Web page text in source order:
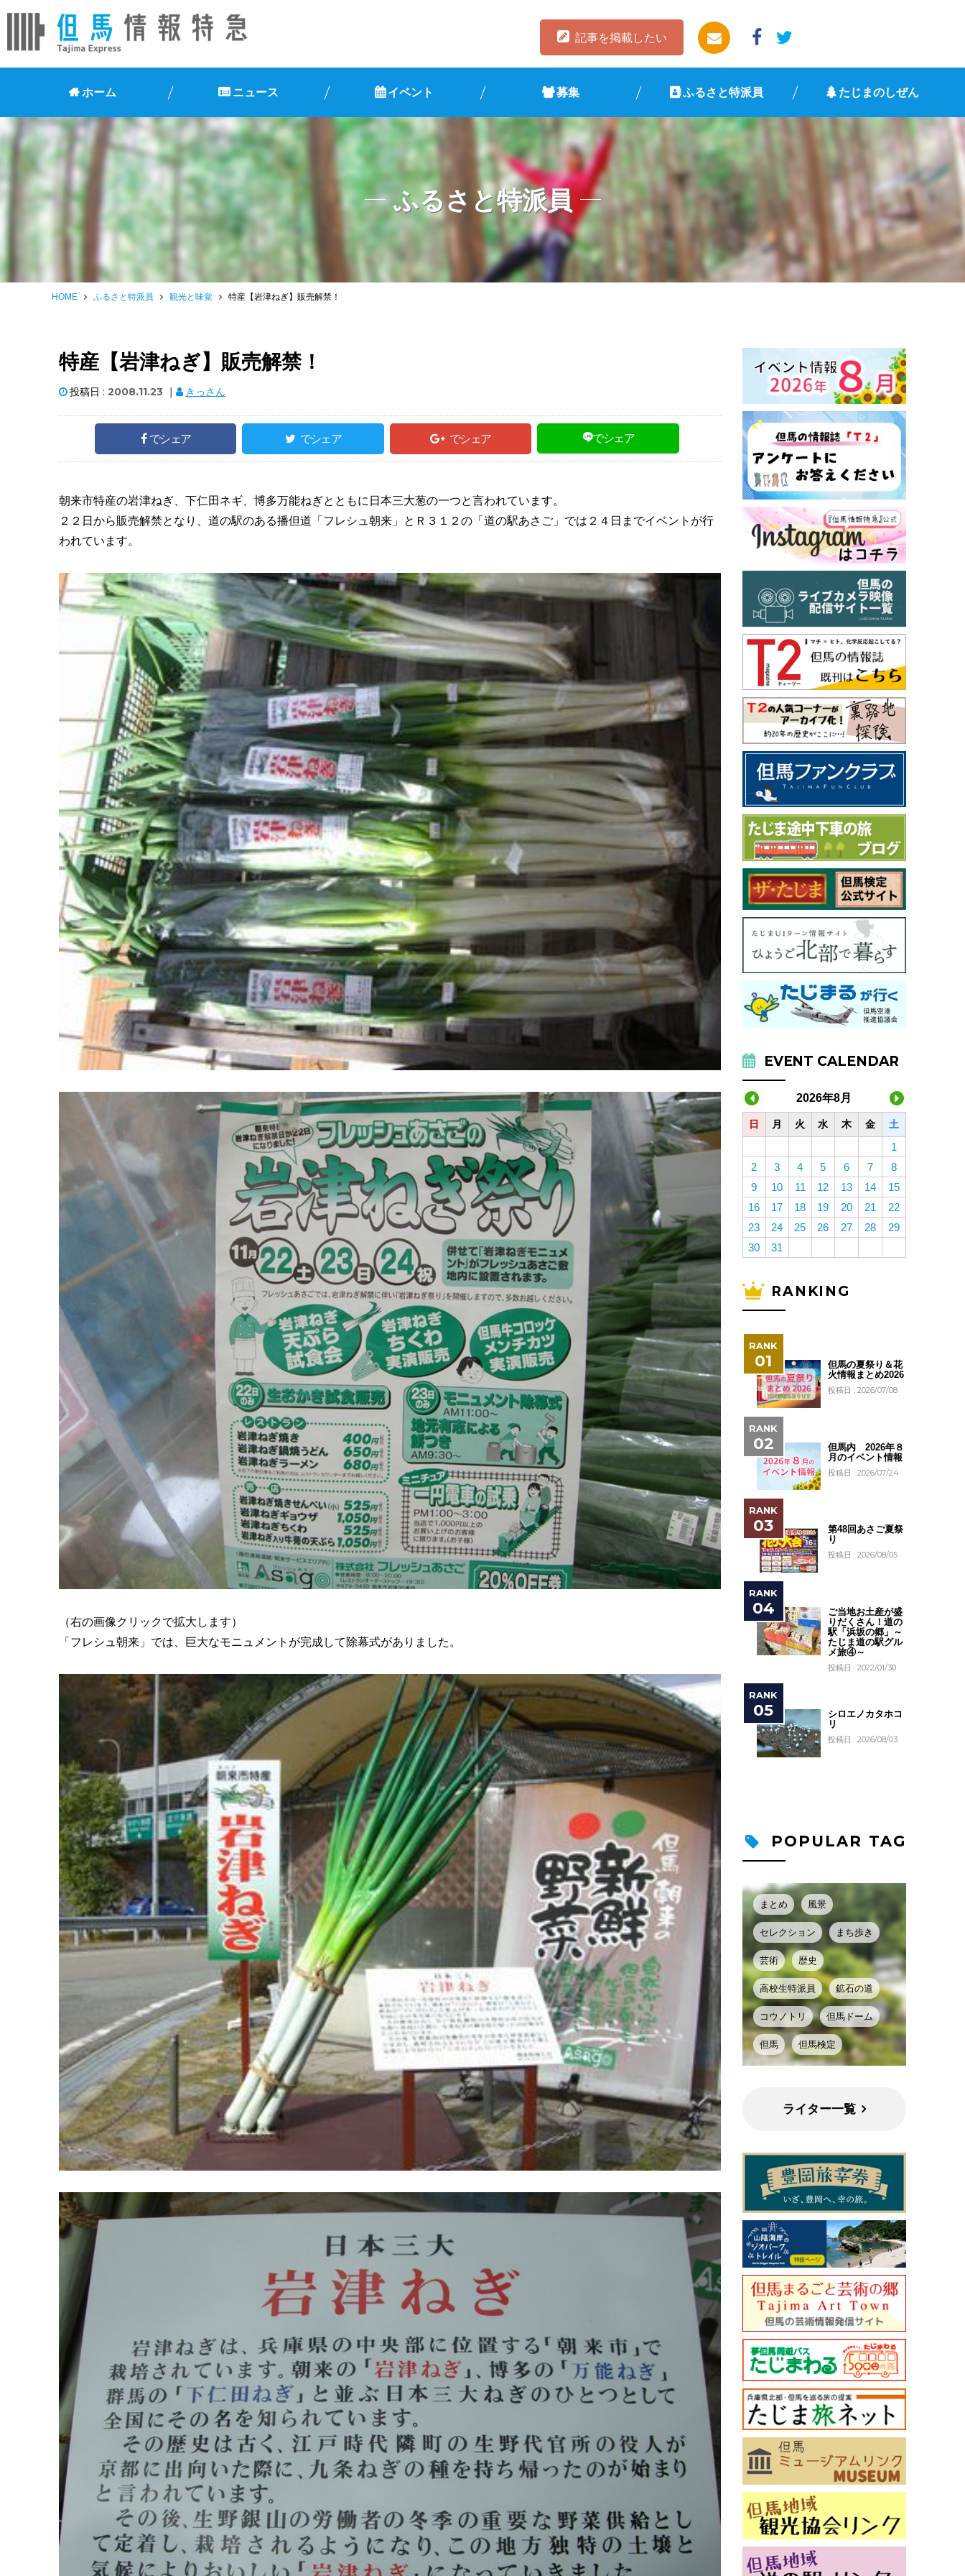
記事を掲載したい
ホーム ニュース イベント 募集 ふるさと特派員 たじまのしぜん
ふるさと特派員
HOME ふるさと特派員 観光と味覚 特産【岩津ねぎ】販売解禁！
特産【岩津ねぎ】販売解禁！
投稿日 : 2008.11.23 ｜ きっさん
でシェア でシェア でシェア でシェア
朝来市特産の岩津ねぎ、下仁田ネギ、博多万能ねぎとともに日本三大葱の一つと言われています。
２２日から販売解禁となり、道の駅のある播但道「フレシュ朝来」とＲ３１２の「道の駅あさご」では２４日までイベントが行
われています。
（右の画像クリックで拡大します）
「フレシュ朝来」では、巨大なモニュメントが完成して除幕式がありました。
EVENT CALENDAR
2026年8月
日 月 火 水 木 金 土
1
2
3 4 5 6 7
8
9
10 11 12 13 14
15
16
17 18 19 20 21
22
23
24 25 26 27 28
29
30
31
RANKING
但馬の夏祭り＆花
火情報まとめ2026
投稿日 : 2026/07/08
但馬内 2026年８
月のイベント情報
投稿日 : 2026/07/24
第48回あさご夏祭
り
投稿日 : 2026/08/05
ご当地お土産が盛
りだくさん！道の
駅「浜坂の郷」～
たじま道の駅グル
メ旅④～
投稿日 : 2022/01/30
シロエノカタホコ
リ
投稿日 : 2026/08/03
POPULAR TAG
まとめ 風景
セレクション まち歩き
芸術 歴史
高校生特派員 鉱石の道
コウノトリ 但馬ドーム
但馬 但馬検定
ライター一覧